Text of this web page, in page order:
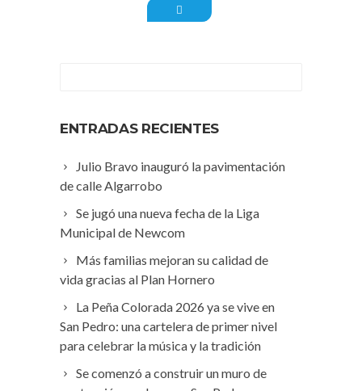
ENTRADAS RECIENTES
Julio Bravo inauguró la pavimentación
de calle Algarrobo
Se jugó una nueva fecha de la Liga
Municipal de Newcom
Más familias mejoran su calidad de
vida gracias al Plan Hornero
La Peña Colorada 2026 ya se vive en
San Pedro: una cartelera de primer nivel
para celebrar la música y la tradición
Se comenzó a construir un muro de